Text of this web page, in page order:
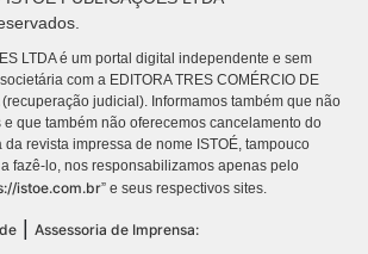
LTDA é um portal digital independente e sem
com a EDITORA TRES COMÉRCIO DE
(recuperação judicial). Informamos também que não
que também não oferecemos cancelamento do
revista impressa de nome ISTOÉ, tampouco
fazê-lo, nos responsabilizamos apenas pelo
istoe.com.br” e seus respectivos sites.
Assessoria de Imprensa: